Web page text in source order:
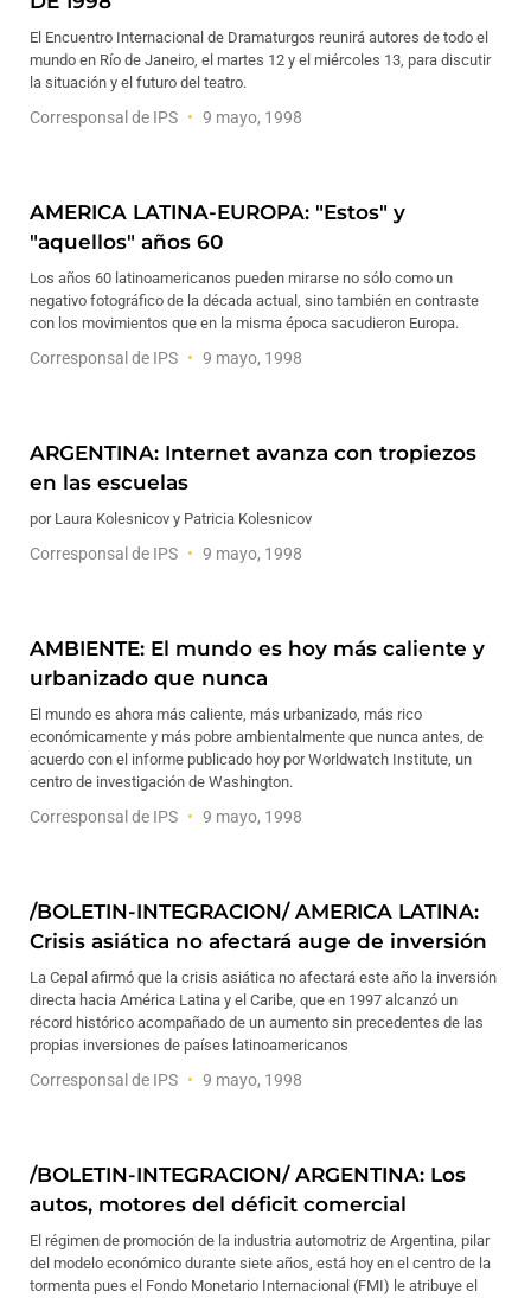
El Encuentro Internacional de Dramaturgos reunirá autores de todo el
mundo en Río de Janeiro, el martes 12 y el miércoles 13, para discutir
la situación y el futuro del teatro.
Corresponsal de IPS 9 mayo, 1998
AMERICA LATINA-EUROPA: "Estos" y
"aquellos" años 60
Los años 60 latinoamericanos pueden mirarse no sólo como un
negativo fotográfico de la década actual, sino también en contraste
con los movimientos que en la misma época sacudieron Europa.
Corresponsal de IPS 9 mayo, 1998
ARGENTINA: Internet avanza con tropiezos
en las escuelas
por Laura Kolesnicov y Patricia Kolesnicov
Corresponsal de IPS 9 mayo, 1998
AMBIENTE: El mundo es hoy más caliente y
urbanizado que nunca
El mundo es ahora más caliente, más urbanizado, más rico
económicamente y más pobre ambientalmente que nunca antes, de
acuerdo con el informe publicado hoy por Worldwatch Institute, un
centro de investigación de Washington.
Corresponsal de IPS 9 mayo, 1998
/BOLETIN-INTEGRACION/ AMERICA LATINA:
Crisis asiática no afectará auge de inversión
La Cepal afirmó que la crisis asiática no afectará este año la inversión
directa hacia América Latina y el Caribe, que en 1997 alcanzó un
récord histórico acompañado de un aumento sin precedentes de las
propias inversiones de países latinoamericanos
Corresponsal de IPS 9 mayo, 1998
/BOLETIN-INTEGRACION/ ARGENTINA: Los
autos, motores del déficit comercial
El régimen de promoción de la industria automotriz de Argentina, pilar
del modelo económico durante siete años, está hoy en el centro de la
tormenta pues el Fondo Monetario Internacional (FMI) le atribuye el